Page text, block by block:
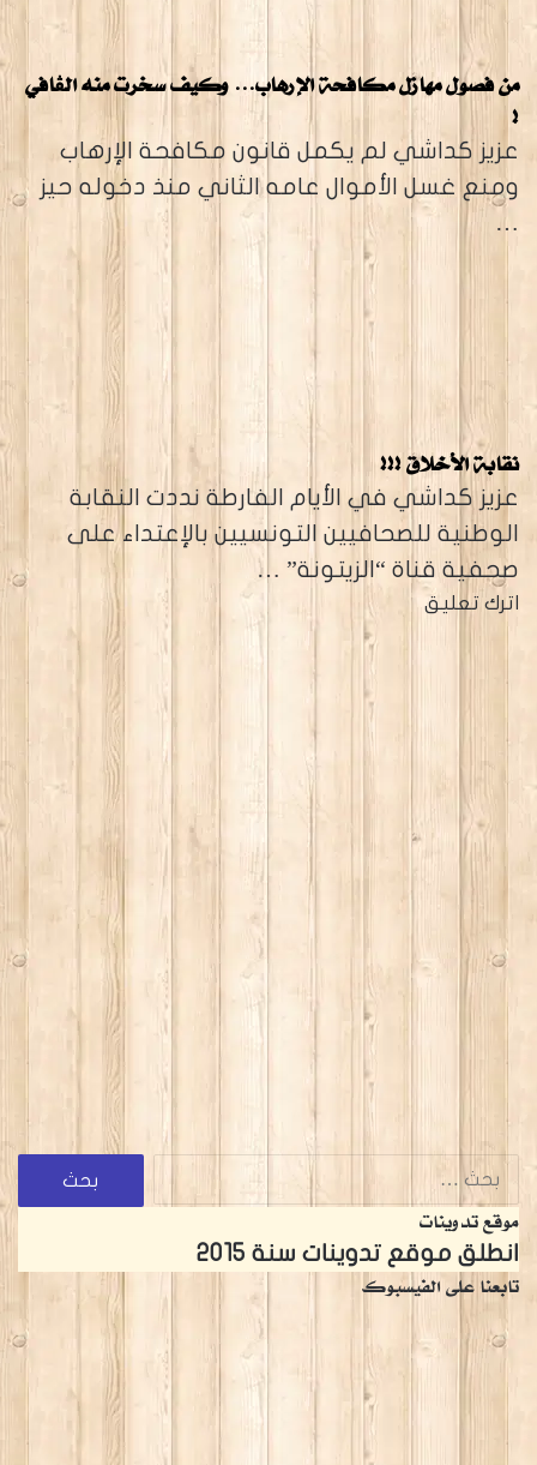
من فصول مهازل مكافحة الإرهاب… وكيف سخرت منه الڨافي
!
عزيز كداشي لم يكمل قانون مكافحة الإرهاب
ومنع غسل الأموال عامه الثاني منذ دخوله حيز
…
نقابة الأخلاق !!!
عزيز كداشي في الأيام الفارطة نددت النقابة
الوطنية للصحافيين التونسيين بالإعتداء على
صحفية قناة “الزيتونة” …
اترك تعليق
موقع تدوينات
انطلق موقع تدوينات سنة 2015
تابعنا على الفيسبوك